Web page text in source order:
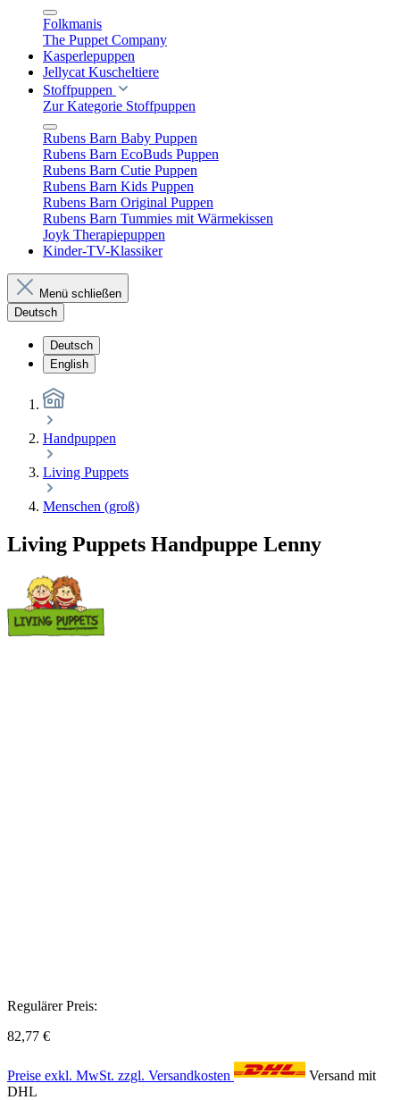
Folkmanis
The Puppet Company
Kasperlepuppen
Jellycat Kuscheltiere
Stoffpuppen
Zur Kategorie Stoffpuppen
Rubens Barn Baby Puppen
Rubens Barn EcoBuds Puppen
Rubens Barn Cutie Puppen
Rubens Barn Kids Puppen
Rubens Barn Original Puppen
Rubens Barn Tummies mit Wärmekissen
Joyk Therapiepuppen
Kinder-TV-Klassiker
Menü schließen
Deutsch
Deutsch
English
Handpuppen
Living Puppets
Menschen (groß)
Living Puppets Handpuppe Lenny
Regulärer Preis:
82,77 €
Preise exkl. MwSt. zzgl. Versandkosten
Versand mit
DHL